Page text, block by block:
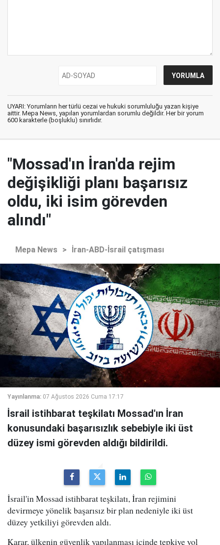
UYARI: Yorumların her türlü cezai ve hukuki sorumluluğu yazan kişiye
aittir. Mepa News, yapılan yorumlardan sorumlu değildir. Her bir yorum
600 karakterle (boşluklu) sınırlıdır.
"Mossad'ın İran'da rejim
değişikliği planı başarısız
oldu, iki isim görevden
alındı"
Mepa News > İran-ABD-İsrail çatışması
Yayınlanma: 07 Ağustos 2026 Cuma 17:17
İsrail istihbarat teşkilatı Mossad'ın İran
konusundaki başarısızlık sebebiyle iki üst
düzey ismi görevden aldığı bildirildi.
İsrail'in Mossad istihbarat teşkilatı, İran rejimini
devirmeye yönelik başarısız bir plan nedeniyle iki üst
düzey yetkiliyi görevden aldı.
Karar, ülkenin güvenlik yapılanması içinde tepkiye yol